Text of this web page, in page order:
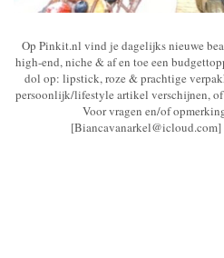
Op Pinkit.nl vind je dagelijks nieuwe
high-end, niche & af en toe een
dol op: lipstick, roze & prachtige
persoonlijk/lifestyle artikel verschijnen,
Voor vragen en/of